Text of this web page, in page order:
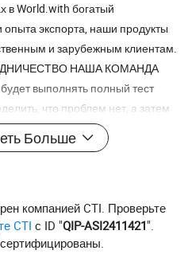
в World.with богатый
экспорта, наши продукты
и зарубежным клиентам.
НАША КОМАНДА
выполнять полный тест
что проблем нет, а затем
карте продукта
тонера для выполнения
информации свяжитесь с
Enke Office Equipment
оптимизирует, обновляет и
и наиболее экономичные
Больше
компанией CTI. Проверьте
CTI с ID "QIP-ASI2411421".